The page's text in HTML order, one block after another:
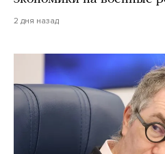
2 дня назад